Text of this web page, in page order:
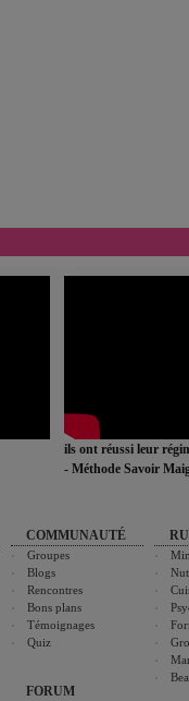
ils ont réussi leur
- Méthode Savoir
COMMUNAUTÉ
Groupes
Blogs
Rencontres
Bons plans
Témoignages
Quiz
FORUM